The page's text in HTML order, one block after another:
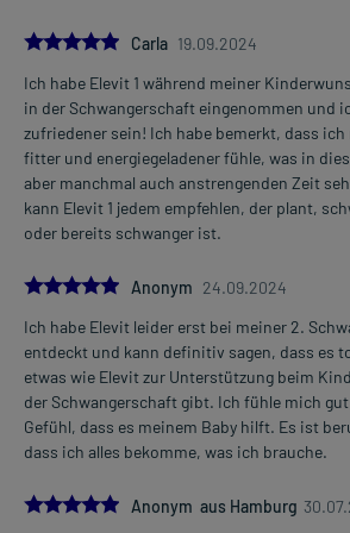
5.0
Carla 19.09.2024
Ich habe Elevit 1 während meiner
in der Schwangerschaft eingenommen und
zufriedener sein! Ich habe bemerkt, dass
fitter und energiegeladener fühle, was in
aber manchmal auch anstrengenden Zeit
kann Elevit 1 jedem empfehlen, der plant,
oder bereits schwanger ist.
5.0Anonym 24.09.2024
Ich habe Elevit leider erst bei meiner 2.
entdeckt und kann definitiv sagen, dass es
etwas wie Elevit zur Unterstützung beim
der Schwangerschaft gibt. Ich fühle mich
Gefühl, dass es meinem Baby hilft. Es ist
dass ich alles bekomme, was ich brauche.
5.0Anonym aus Hamburg